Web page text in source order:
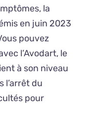
la
en juin 2023
pouvez
l’Avodart, le
à son niveau
l’arrêt du
pour